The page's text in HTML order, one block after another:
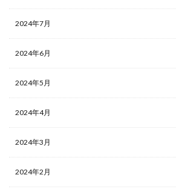
2024年7月
2024年6月
2024年5月
2024年4月
2024年3月
2024年2月